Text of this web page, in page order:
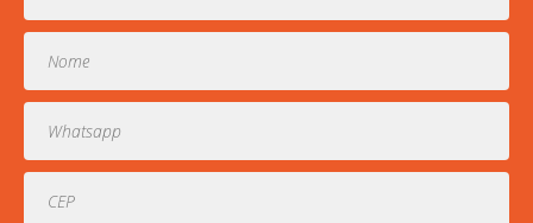
estabelecido nesta lei.
Usamos cookies para prover uma experiência melhor de
navegação.
Todos direitos reservados contra cópias ou reproduções
parciais de contéudo.